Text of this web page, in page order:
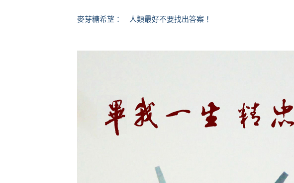
麥芽糖希望： 人類最好不要找出答案！